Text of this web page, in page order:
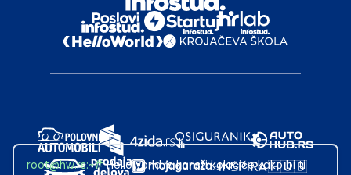
root@hw.rs:~#Helloworld.rs koristi kolačiće kako bi ti